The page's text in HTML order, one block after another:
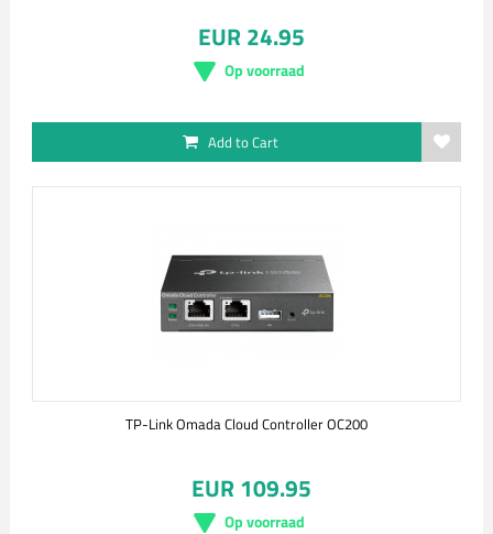
EUR 24.95
Op voorraad
Add to Cart
TP-Link Omada Cloud Controller OC200
EUR 109.95
Op voorraad